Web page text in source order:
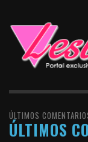
ÚLTIMOS
ÚLTIMOS